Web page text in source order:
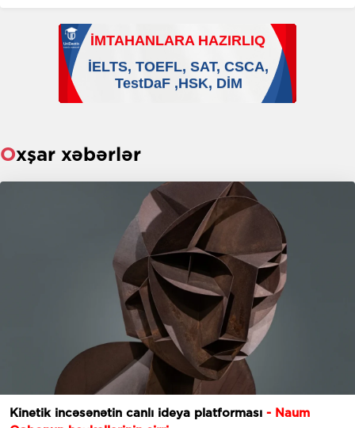
Oxşar xəbərlər
Kinetik incəsənətin canlı ideya platforması - Naum